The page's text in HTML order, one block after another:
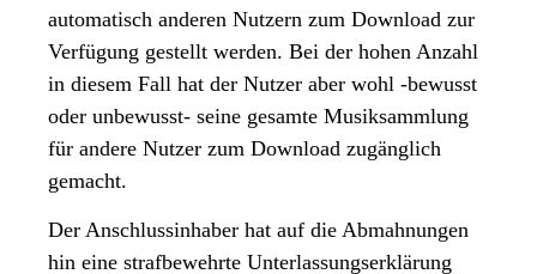
automatisch anderen Nutzern zum Download zur
Verfügung gestellt werden. Bei der hohen Anzahl
in diesem Fall hat der Nutzer aber wohl -bewusst
oder unbewusst- seine gesamte Musiksammlung
für andere Nutzer zum Download zugänglich
gemacht.
Der Anschlussinhaber hat auf die Abmahnungen
hin eine strafbewehrte Unterlassungserklärung